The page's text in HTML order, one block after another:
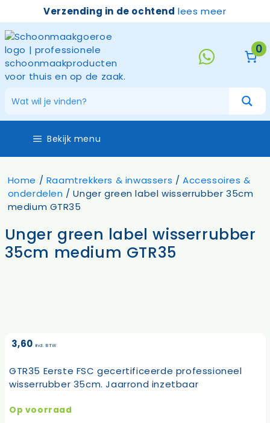
de
inhoud
Verzending in de ochtend lees meer
0
Bekijk menu
Home / Raamtrekkers & inwassers / Accessoires &
onderdelen / Unger green label wisserrubber 35cm
medium GTR35
Unger green label wisserrubber
35cm medium GTR35
3,60 incl. BTW
GTR35 Eerste FSC gecertificeerde professioneel
wisserrubber 35cm. Jaarrond inzetbaar
Op voorraad